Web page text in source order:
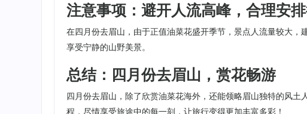
注意事项：避开人流高峰，合理安
在四月份去眉山，由于正值油菜花盛开季节，景点人流量较大
享受宁静的山野美景。
总结：四月份去眉山，赏花畅游
四月份去眉山，除了欣赏油菜花海外，还能领略眉山独特的风
程，尽情享受旅途中的每一刻，让旅行变得更加丰富多彩！